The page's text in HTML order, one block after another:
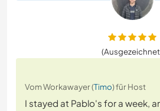
(Ausgezeichnet
Vom Workawayer (Timo) für Host
I stayed at Pablo's for a week,